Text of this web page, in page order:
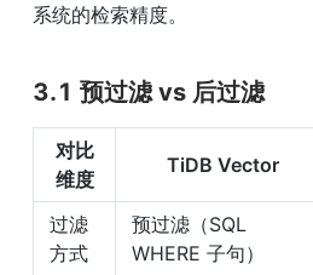
系统的检索精度。
3.1 预过滤 vs 后过滤
对比
维度
TiDB Vector
过滤
方式
预过滤（SQL
WHERE 子句）